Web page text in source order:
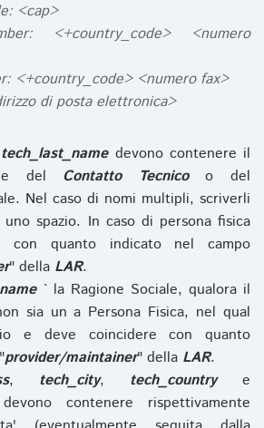
<cap>
<+country_code> <numero
<+country_code> <numero fax>
di posta elettronica>
tech_last_namedevono contenere il
del Contatto Tecnicoo del
Nel caso di nomi multipli, scriverli
spazio. In caso di persona fisica
con quanto indicato nel campo
" della LAR.
` la Ragione Sociale, qualora il
sia un a Persona Fisica, nel qual
e deve coincidere con quanto
provider/maintainer" della LAR.
, tech_city, tech_countrye
contenere rispettivamente